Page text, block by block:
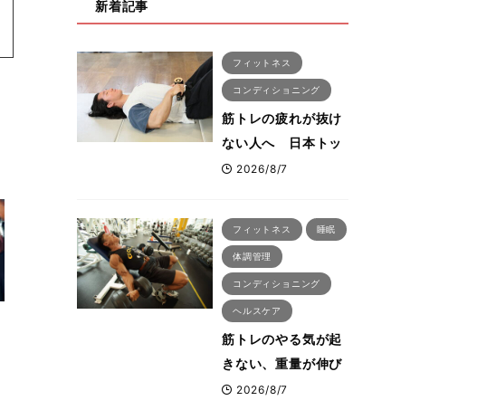
新着記事
フィットネス
コンディショニング
筋トレの疲れが抜け
ない人へ 日本トッ
プボディビルダー・
る「回復習慣」
2026/8/7
フィットネス 睡眠
体調管理
コンディショニング
ヘルスケア
筋トレのやる気が起
きない、重量が伸び
ない ボディビル世
2026/8/7